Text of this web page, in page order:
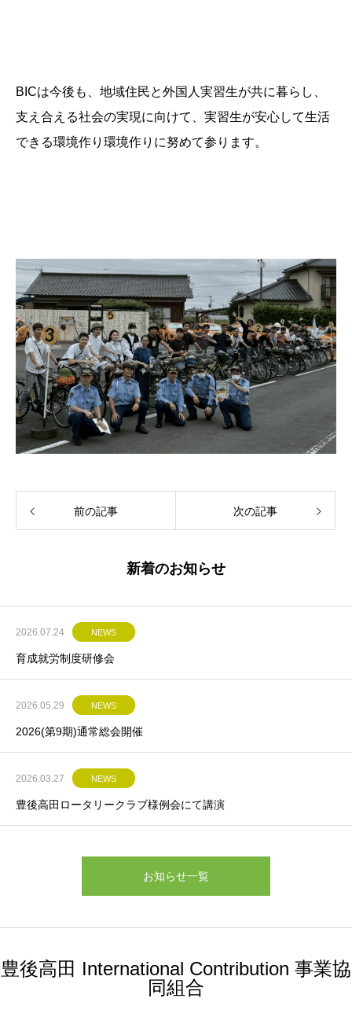
BICは今後も、地域住民と外国人実習生が共に暮らし、
支え合える社会の実現に向けて、実習生が安心して生活
できる環境作り環境作りに努めて参ります。
前の記事 次の記事
新着のお知らせ
2026.07.24 NEWS
育成就労制度研修会
2026.05.29 NEWS
2026(第9期)通常総会開催
2026.03.27 NEWS
豊後高田ロータリークラブ様例会にて講演
お知らせ一覧
豊後高田 International Contribution 事業協
同組合